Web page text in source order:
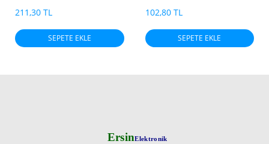
211,30 TL
SEPETE EKLE
102,80 TL
SEPETE EKLE
ErsinElektronik